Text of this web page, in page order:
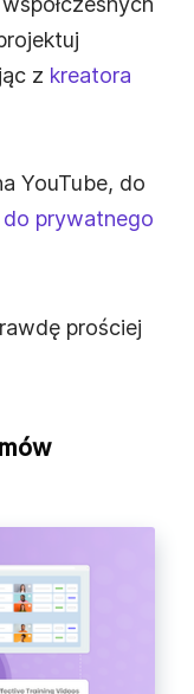
z kreatora
YouTube, do
prywatnego
prościej